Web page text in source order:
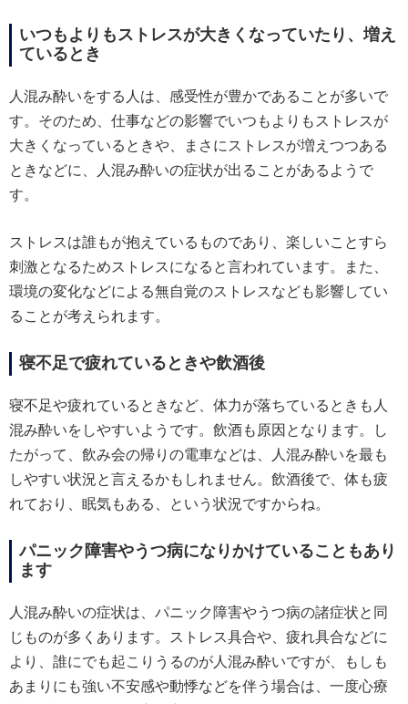
いつもよりもストレスが大きくなっていたり、増え
ているとき
人混み酔いをする人は、感受性が豊かであることが多いで
す。そのため、仕事などの影響でいつもよりもストレスが
大きくなっているときや、まさにストレスが増えつつある
ときなどに、人混み酔いの症状が出ることがあるようで
す。
ストレスは誰もが抱えているものであり、楽しいことすら
刺激となるためストレスになると言われています。また、
環境の変化などによる無自覚のストレスなども影響してい
ることが考えられます。
寝不足で疲れているときや飲酒後
寝不足や疲れているときなど、体力が落ちているときも人
混み酔いをしやすいようです。飲酒も原因となります。し
たがって、飲み会の帰りの電車などは、人混み酔いを最も
しやすい状況と言えるかもしれません。飲酒後で、体も疲
れており、眠気もある、という状況ですからね。
パニック障害やうつ病になりかけていることもあり
ます
人混み酔いの症状は、パニック障害やうつ病の諸症状と同
じものが多くあります。ストレス具合や、疲れ具合などに
より、誰にでも起こりうるのが人混み酔いですが、もしも
あまりにも強い不安感や動悸などを伴う場合は、一度心療